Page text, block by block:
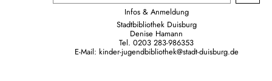
Infos & Anmeldung
Stadtbibliothek Duisburg
Denise Hamann
Tel. 0203 283-986353
E-Mail: kinder-jugendbibliothek@stadt-duisburg.de